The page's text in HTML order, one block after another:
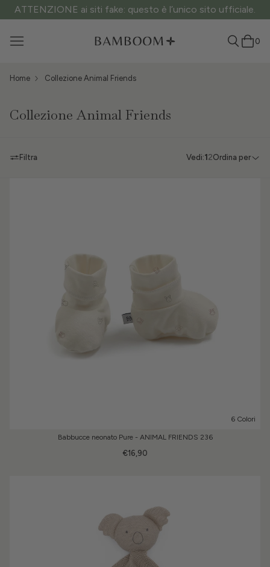
ATTENZIONE ai siti fake: questo è l’unico sito ufficiale.
0
Home Collezione Animal Friends
Collezione Animal Friends
Filtra Vedi:1 2Ordina per
6 Colori
Babbucce neonato Pure - ANIMAL FRIENDS 236
€16,90